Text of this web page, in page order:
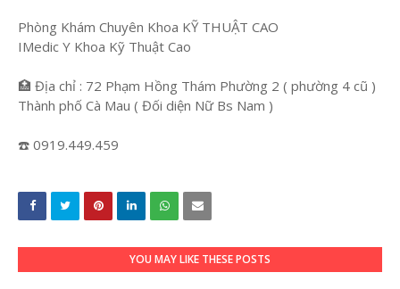
Phòng Khám Chuyên Khoa KỸ THUẬT CAO
IMedic Y Khoa Kỹ Thuật Cao
🏥 Địa chỉ : 72 Phạm Hồng Thám Phường 2 ( phường 4 cũ )
Thành phố Cà Mau ( Đối diện Nữ Bs Nam )
☎️ 0919.449.459
YOU MAY LIKE THESE POSTS